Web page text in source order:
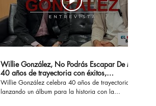
Willie González, No Podrás Escapar De Mi -
40 años de trayectoria con éxitos,
sensualidad y erotismo
Willie González celebra 40 años de trayectoria
lanzando un álbum para la historia con la